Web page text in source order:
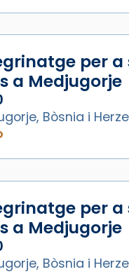
per a
a Medjugorje
Bòsnia i
per a
a Medjugorje
Bòsnia i